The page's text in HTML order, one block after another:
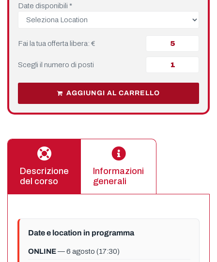
Date disponibili *
Fai la tua offerta libera: €
Scegli il numero di posti
AGGIUNGI AL CARRELLO
Descrizione
del corso
Informazioni
generali
Date e location in programma
ONLINE— 6 agosto (17:30)